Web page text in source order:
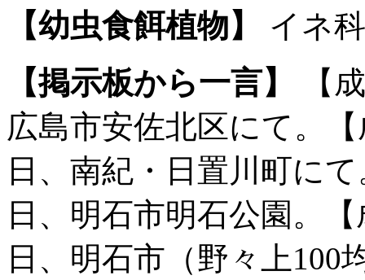
【幼虫食餌植物】
イネ
【掲示板から一言】
【
広島市安佐北区にて。
日、南紀・日置川町に
日、明石市明石公園。
日、明石市（野々上100